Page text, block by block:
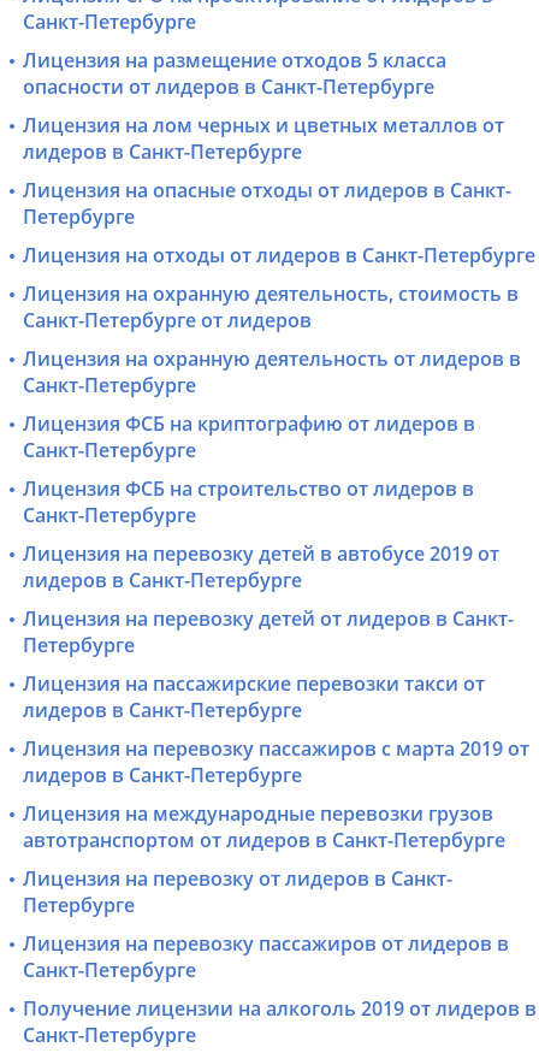
Санкт-Петербурге
Лицензия на размещение отходов 5 класса
опасности от лидеров в Санкт-Петербурге
Лицензия на лом черных и цветных металлов от
лидеров в Санкт-Петербурге
Лицензия на опасные отходы от лидеров в Санкт-
Петербурге
Лицензия на отходы от лидеров в Санкт-Петербурге
Лицензия на охранную деятельность, стоимость в
Санкт-Петербурге от лидеров
Лицензия на охранную деятельность от лидеров в
Санкт-Петербурге
Лицензия ФСБ на криптографию от лидеров в
Санкт-Петербурге
Лицензия ФСБ на строительство от лидеров в
Санкт-Петербурге
Лицензия на перевозку детей в автобусе 2019 от
лидеров в Санкт-Петербурге
Лицензия на перевозку детей от лидеров в Санкт-
Петербурге
Лицензия на пассажирские перевозки такси от
лидеров в Санкт-Петербурге
Лицензия на перевозку пассажиров с марта 2019 от
лидеров в Санкт-Петербурге
Лицензия на международные перевозки грузов
автотранспортом от лидеров в Санкт-Петербурге
Лицензия на перевозку от лидеров в Санкт-
Петербурге
Лицензия на перевозку пассажиров от лидеров в
Санкт-Петербурге
Получение лицензии на алкоголь 2019 от лидеров в
Санкт-Петербурге